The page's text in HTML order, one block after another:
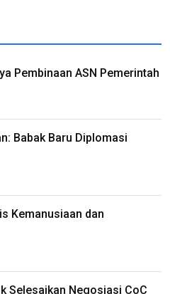
Pembinaan ASN Pemerintah
Babak Baru Diplomasi
Kemanusiaan dan
Selesaikan Negosiasi CoC